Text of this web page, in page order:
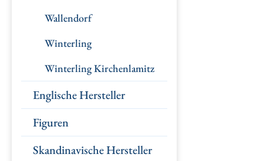
Wallendorf
Winterling
Winterling Kirchenlamitz
Englische Hersteller
Figuren
Skandinavische Hersteller